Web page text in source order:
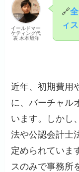
イールドマー
ケティング代
表 木本旭洋
🔗
ィス
近年、初期費用
に、バーチャル
います。しかし
法や公認会計士
定められていま
スのみで事務所